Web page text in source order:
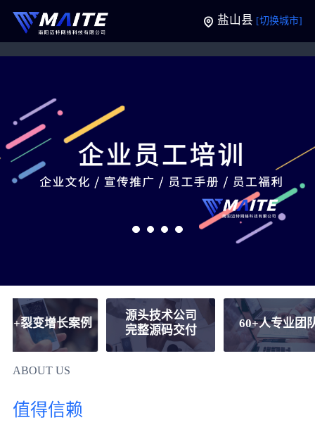
盐山县 [切换城市]
变增长案例
源头技术公司
完整源码交付
60+人专业团队
ABOUT US
值得信赖